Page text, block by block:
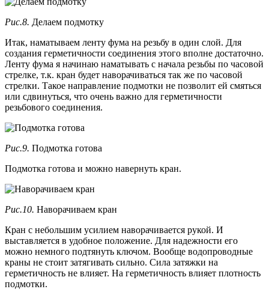
Рис.8. Делаем подмотку
Итак, наматываем ленту фума на резьбу в один слой. Для
создания герметичности соединения этого вполне достаточно.
Ленту фума я начинаю наматывать с начала резьбы по часовой
стрелке, т.к. кран будет наворачиваться так же по часовой
стрелки. Такое направление подмотки не позволит ей смяться
или сдвинуться, что очень важно для герметичности
резьбового соединения.
Рис.9. Подмотка готова
Подмотка готова и можно навернуть кран.
Рис.10. Наворачиваем кран
Кран с небольшим усилием наворачивается рукой. И
выставляется в удобное положение. Для надежности его
можно немного подтянуть ключом. Вообще водопроводные
краны не стоит затягивать сильно. Сила затяжки на
герметичность не влияет. На герметичность влияет плотность
подмотки.